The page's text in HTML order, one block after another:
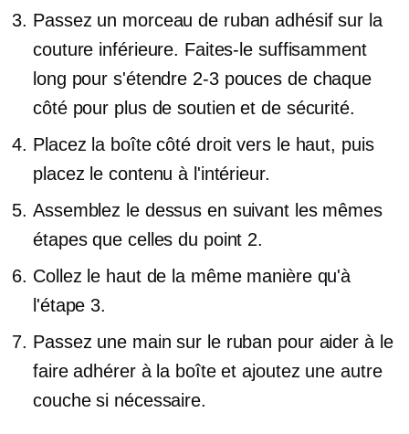
Passez un morceau de ruban adhésif sur la
couture inférieure. Faites-le suffisamment
long pour s'étendre 2-3pouces de chaque
côté pour plus de soutien et de sécurité.
Placez la boîtecôté droitvers le haut, puis
placez le contenu à l'intérieur.
Assemblez le dessus en suivant les mêmes
étapes que celles du point 2.
Collez le haut de la même manière qu'à
l'étape 3.
Passez une main sur le ruban pour aider à le
faire adhérer à la boîte et ajoutez une autre
couche si nécessaire.